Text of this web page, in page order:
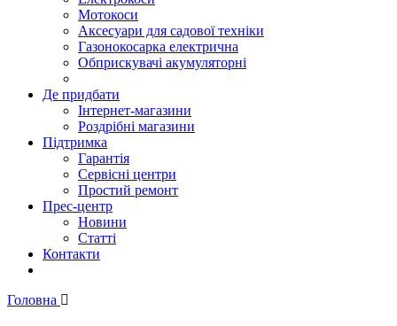
Мотокоси
Аксесуари для садової техніки
Газонокосарка електрична
Обприскувачі акумуляторні
Де придбати
Інтернет-магазини
Роздрібні магазини
Підтримка
Гарантія
Сервісні центри
Простий ремонт
Прес-центр
Новини
Статті
Контакти
Головна